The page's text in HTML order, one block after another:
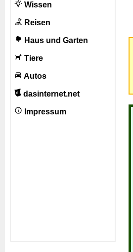
Wissen
Reisen
Haus und Garten
Tiere
Autos
dasinternet.net
Impressum